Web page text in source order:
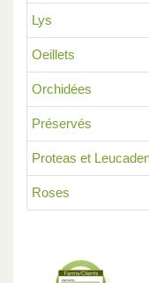
Lys
Oeillets
Orchidées
Préservés
Proteas et
Roses